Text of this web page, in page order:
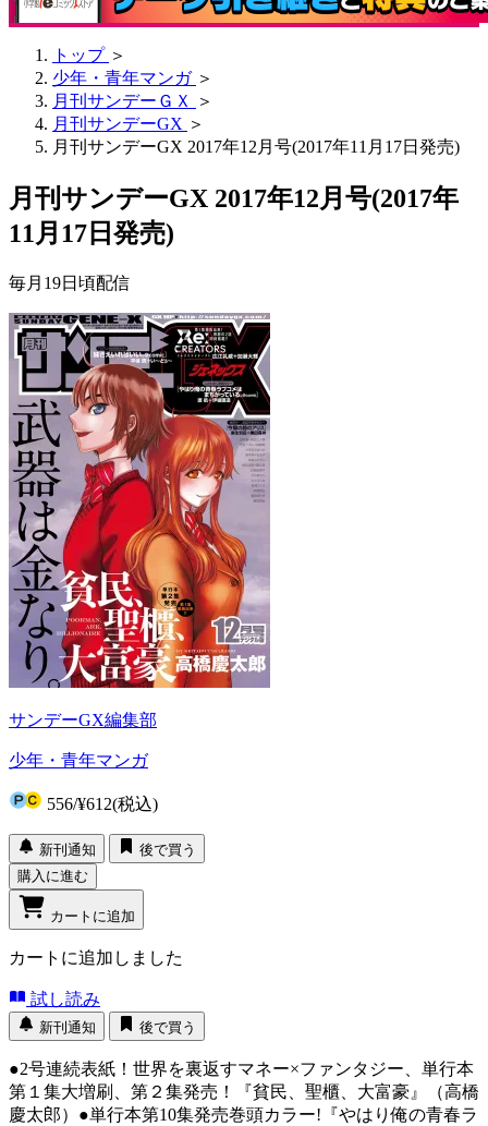
トップ ＞
少年・青年マンガ ＞
月刊サンデーＧＸ
＞
月刊サンデーGX ＞
月刊サンデーGX 2017年12月号(2017年11月17日発売)
月刊サンデーGX 2017年12月号(2017年
11月17日発売)
毎月19日頃配信
サンデーGX編集部
少年・青年マンガ
556/¥612(税込)
新刊通知
後で買う
購入に進む
カートに追加
カートに追加しました
試し読み
新刊通知 後で買う
●2号連続表紙！世界を裏返すマネー×ファンタジー、単行本
第１集大増刷、第２集発売！『貧民、聖櫃、大富豪』（高橋
慶太郎）●単行本第10集発売巻頭カラー!『やはり俺の青春ラ